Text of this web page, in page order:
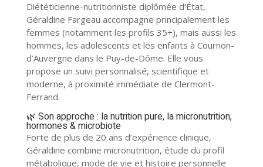
Diététicienne-nutritionniste diplômée d’État,
Géraldine Fargeau accompagne principalement les
femmes (notamment les profils 35+), mais aussi les
hommes, les adolescents et les enfants à Cournon-
d’Auvergne dans le Puy-de-Dôme. Elle vous
propose un suivi personnalisé, scientifique et
moderne, à proximité immédiate de Clermont-
Ferrand.
🌿 Son approche : la nutrition pure, la micronutrition,
hormones & microbiote
Forte de plus de 20 ans d’expérience clinique,
Géraldine combine micronutrition, étude du profil
métabolique, mode de vie et histoire personnelle